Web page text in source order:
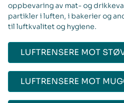
oppbevaring av mat- og
partikler i luften, i bakerier og
til luftkvalitet og hygiene.
LUFTRENSERE MOT
LUFTRENSERE MOT